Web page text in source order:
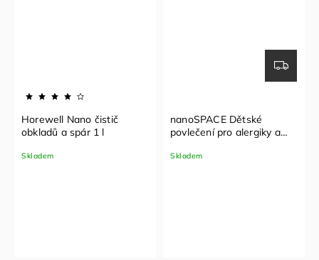
Horewell Nano čistič
obkladů a spár 1 l
Skladem
nanoSPACE Dětské
povlečení pro alergiky a
Nanobavlna® – vzor lišky
Skladem